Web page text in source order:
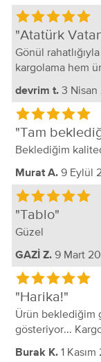
Atatürk
Gönül
kargolama hem
devrim t. 3 Nisan
Tam
Beklediğim
Murat A. 9 Eylül
Tablo
Güzel
GAZİ Z. 9 Mart
Harika!
Ürün beklediğim
gösteriyor...
Burak K. 1